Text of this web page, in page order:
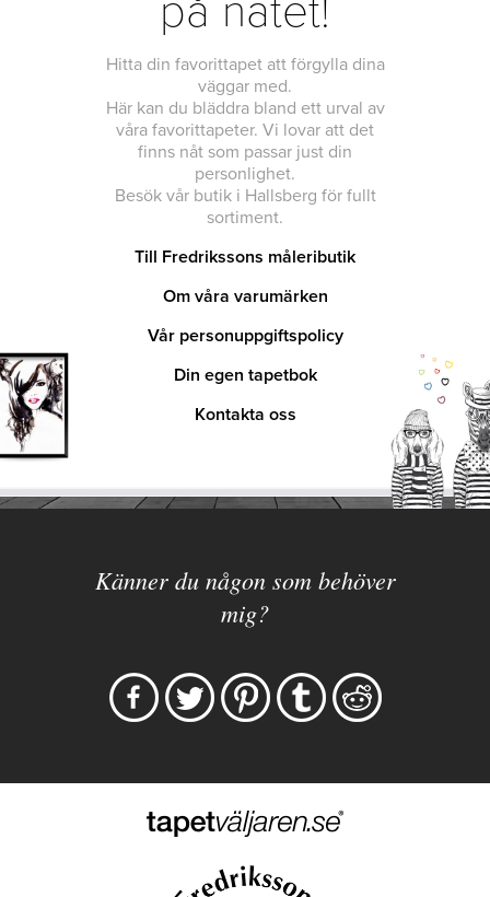
på nätet!
Hitta din favorittapet att förgylla dina
väggar med.
Här kan du bläddra bland ett urval av
våra favorittapeter. Vi lovar att det
finns nåt som passar just din
personlighet.
Besök vår butik i Hallsberg för fullt
sortiment.
Till Fredrikssons måleributik
Om våra varumärken
Vår personuppgiftspolicy
Din egen tapetbok
Kontakta oss
Känner du någon som behöver
mig?